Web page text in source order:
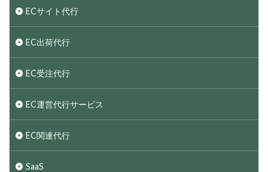
ECサイト代行
EC出荷代行
EC受注代行
EC運営代行サービス
EC関連代行
SaaS